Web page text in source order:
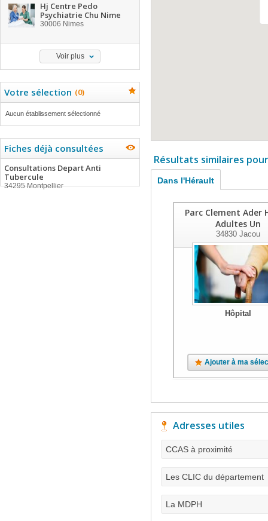
Hj Centre Pedo
Psychiatrie Chu Nime
30006 Nimes
Voir plus
Votre sélection (0)
Aucun établissement sélectionné
Fiches déjà consultées
Consultations Depart Anti
Tubercule
34295 Montpellier
Résultats similaires
Dans l'Hérault
Parc Clement Ader
Adultes Un
34830Jacou
Hôpital
Ajouter à ma
Adresses utiles
CCAS à proximité
Les CLIC du département
La MDPH